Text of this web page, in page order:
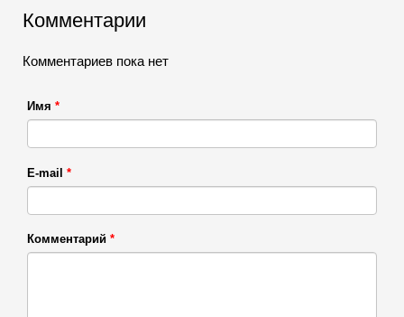
Комментарии
Комментариев пока нет
Имя *
E-mail *
Комментарий *